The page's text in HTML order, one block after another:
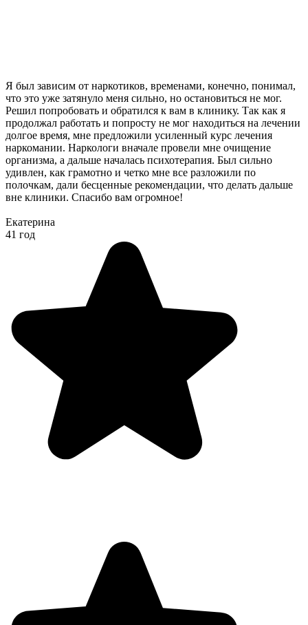
Я был зависим от наркотиков, временами, конечно, понимал,
что это уже затянуло меня сильно, но остановиться не мог.
Решил попробовать и обратился к вам в клинику. Так как я
продолжал работать и попросту не мог находиться на лечении
долгое время, мне предложили усиленный курс лечения
наркомании. Наркологи вначале провели мне очищение
организма, а дальше началась психотерапия. Был сильно
удивлен, как грамотно и четко мне все разложили по
полочкам, дали бесценные рекомендации, что делать дальше
вне клиники. Спасибо вам огромное!
Екатерина
41 год